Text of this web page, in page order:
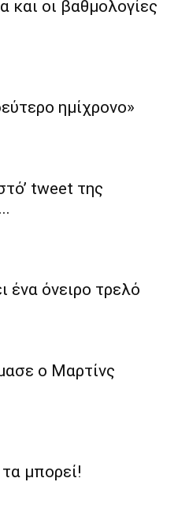
οι βαθμολογίες
ημίχρονο»
tweet της
ένα όνειρο τρελό
ο Μαρτίνς
μπορεί!